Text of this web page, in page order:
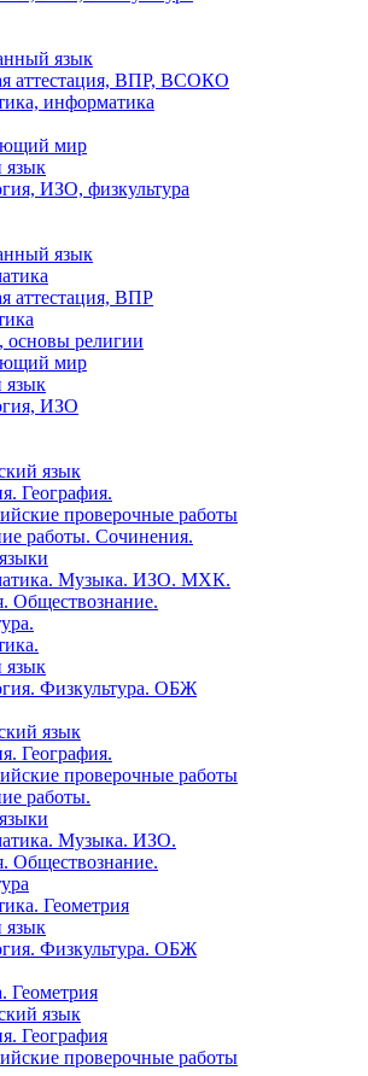
язык
аттестация, ВПР, ВСОКО
информатика
мир
язык
ИЗО, физкультура
язык
аттестация, ВПР
основы религии
мир
язык
ИЗО
язык
География.
проверочные работы
работы. Сочинения.
Музыка. ИЗО. МХК.
Обществознание.
язык
Физкультура. ОБЖ
язык
География.
проверочные работы
работы.
Музыка. ИЗО.
Обществознание.
Геометрия
язык
Физкультура. ОБЖ
Геометрия
язык
География
проверочные работы